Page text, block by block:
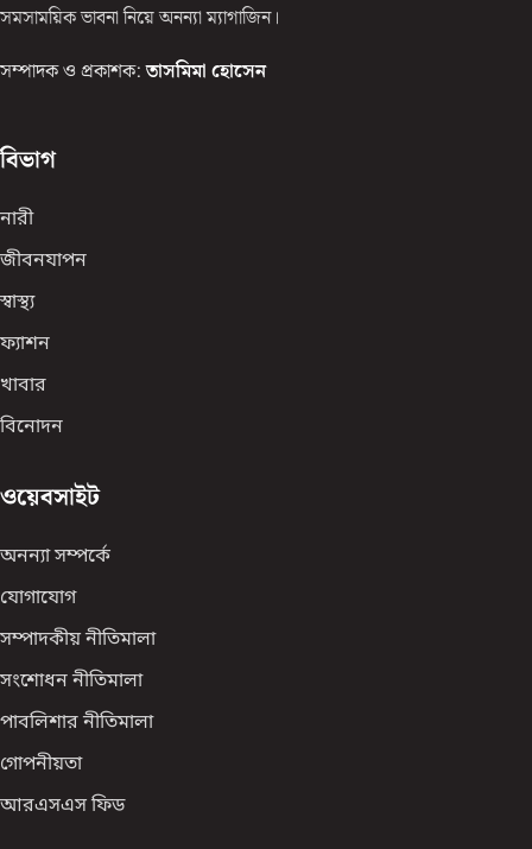
সমসাময়িক ভাবনা নিয়ে অনন্যা ম্যাগাজিন।
সম্পাদক ও প্রকাশক: তাসমিমা হোসেন
বিভাগ
নারী
জীবনযাপন
স্বাস্থ্য
ফ্যাশন
খাবার
বিনোদন
ওয়েবসাইট
অনন্যা সম্পর্কে
যোগাযোগ
সম্পাদকীয় নীতিমালা
সংশোধন নীতিমালা
পাবলিশার নীতিমালা
গোপনীয়তা
আরএসএস ফিড